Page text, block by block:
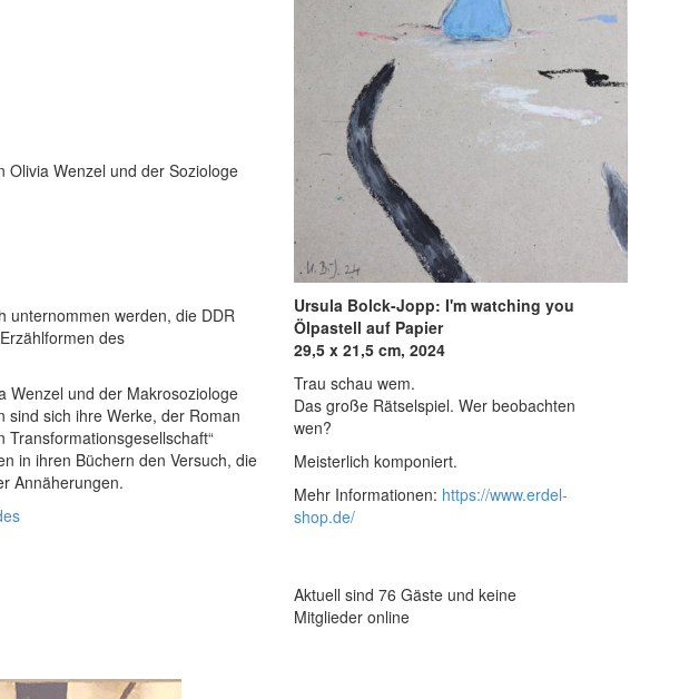
Olivia Wenzel und der Soziologe
unternommen werden, die DDR
des
Wenzel und der Makrosoziologe
sind sich ihre Werke, der Roman
Transformationsgesellschaft“
in ihren Büchern den Versuch, die
Annäherungen.
Ursula Bolck-Jopp: I'm watching you
Ölpastell auf Papier
29,5 x 21,5 cm, 2024
Trau schau wem.
Das große Rätselspiel. Wer beobachten
wen?
Meisterlich komponiert.
Mehr Informationen: https://www.erdel-
shop.de/
Aktuell sind 76 Gäste und keine
Mitglieder online